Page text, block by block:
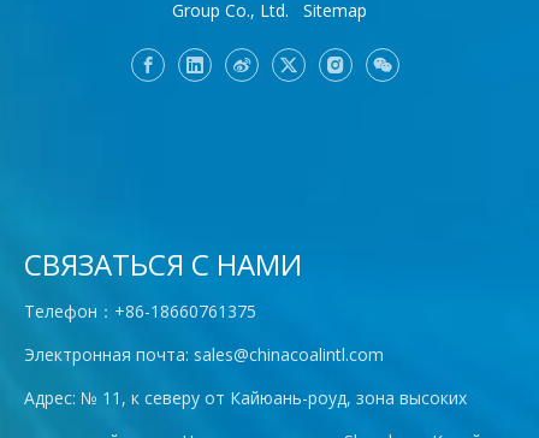
Group Co., Ltd. Sitemap
СВЯЗАТЬСЯ С НАМИ
Телефон：+86-18660761375
Электронная почта: sales@chinacoalintl.com
Адрес: № 11, к северу от Кайюань-роуд, зона высоких